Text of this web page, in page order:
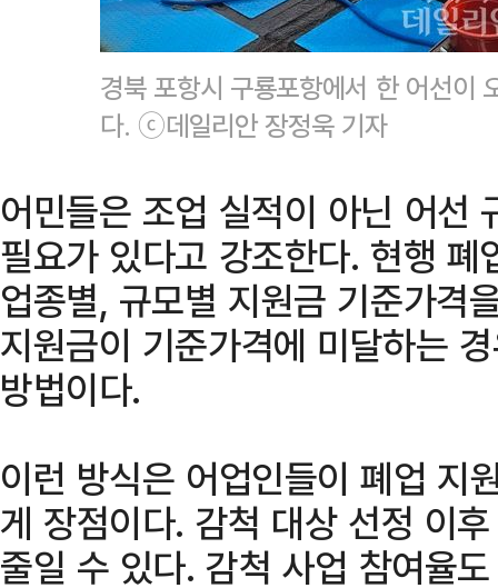
경북 포항시 구룡포항에서 한 어선이
다. ⓒ데일리안 장정욱 기자
어민들은 조업 실적이 아닌 어선
필요가 있다고 강조한다. 현행
업종별, 규모별 지원금 기준가격
지원금이 기준가격에 미달하는
방법이다.
이런 방식은 어업인들이 폐업 지
게 장점이다. 감척 대상 선정 이
줄일 수 있다. 감척 사업 참여율